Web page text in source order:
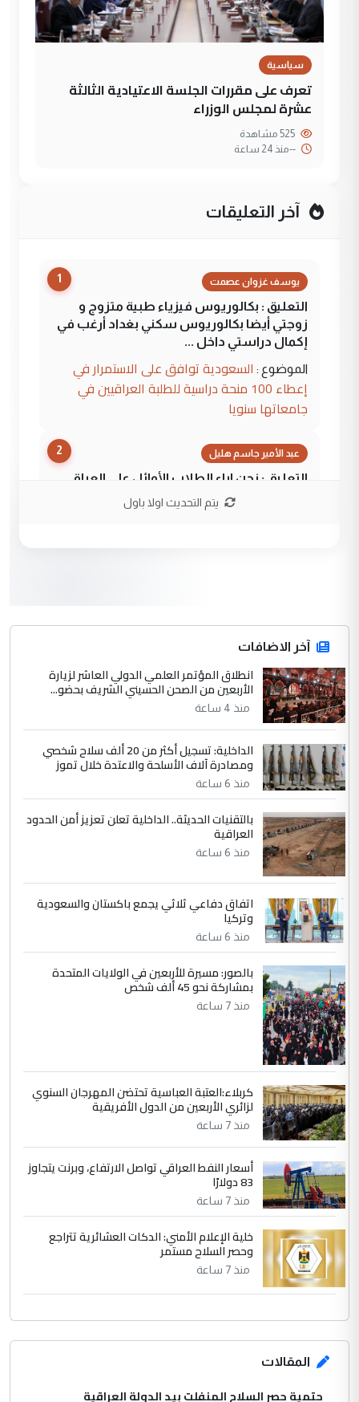
سياسية
تعرف على مقررات الجلسة الاعتيادية الثالثة
عشرة لمجلس الوزراء
--منذ 24 ساعة
آخر التعليقات
1 يوسف غزوان عصمت
التعليق : بكالوريوس فيزياء طبية متزوج و
زوجتي أيضا بكالوريوس سكني بغداد أرغب في
إكمال دراستي داخل ...
الموضوع : السعودية توافق على الاستمرار في
إعطاء 100 منحة دراسية للطلبة العراقيين في
جامعاتها سنويا
2 عبد الأمير جاسم هليل
التعليق : نحن اباء الطلاب الأوائل على العراق
نتشرف بلقاء السيد احمد الصافي في العتبات
التعليق : قرار مستعجل جدا ولامصلحة فيه
للوزاره ولا للمواطن القرار الصائب يكون بعد
الاستماع للمدير ومغرفة ...
الموضوع :
وزير الصحة يعفي مدير مستشفى الكرخ
العام في بغداد
4 سردار
التعليق : واحد من عصابة علي ماما يسقط
جنسية الرافد الثالث للعراق ومن اصول عريقة
ابا فرات ...
الموضوع :
الجواهري يرد على صدام حسين سل
مضجعيك يابن الزنا (نص كامل)
5 سردار
التعليق : واحد من عصابة علي ماما يسقط
جنسية الرافد الثالث للعراق ومن اصول عريقة
ابا فرات ...
الموضوع :
الجواهري يرد على صدام حسين سل
مضجعيك يابن الزنا (نص كامل)
يتم التحديث اولا باول
آخر الاضافات
انطلاق المؤتمر العلمي الدولي العاشر لزيارة
الأربعين من الصحن الحسيني الشريف بحضو...
منذ 4 ساعة
الداخلية: تسجيل أكثر من 20 ألف سلاح شخصي
ومصادرة آلاف الأسلحة والاعتدة خلال تموز
منذ 6 ساعة
بالتقنيات الحديثة.. الداخلية تعلن تعزيز أمن الحدود
العراقية
منذ 6 ساعة
اتفاق دفاعي ثلاثي يجمع باكستان والسعودية
وتركيا
منذ 6 ساعة
بالصور: مسيرة للأربعين في الولايات المتحدة
بمشاركة نحو 45 ألف شخص
منذ 7 ساعة
كربلاء:العتبة العباسية تحتضن المهرجان السنوي
لزائري الأربعين من الدول الأفريقية
منذ 7 ساعة
أسعار النفط العراقي تواصل الارتفاع، وبرنت يتجاوز
83 دولارًا
منذ 7 ساعة
خلية الإعلام الأمني: الدكات العشائرية تتراجع
وحصر السلاح مستمر
منذ 7 ساعة
المقالات
حتمية حصر السلاح المنفلت بيد الدولة العراقية